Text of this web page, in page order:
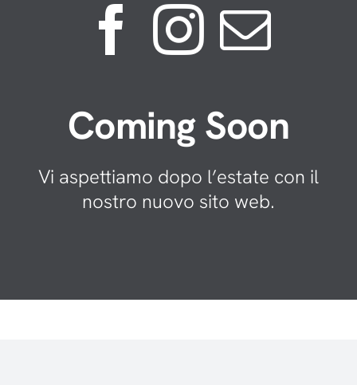
Coming Soon
Vi aspettiamo dopo l’estate con il
nostro nuovo sito web.